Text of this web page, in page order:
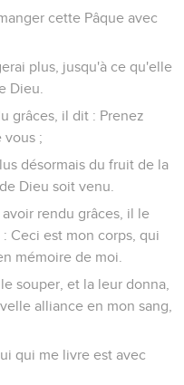
cette Pâque avec
plus, jusqu'à ce qu'elle
Dieu.
grâces, il dit : Prenez
vous ;
désormais du fruit de la
Dieu soit venu.
rendu grâces, il le
Ceci est mon corps, qui
mémoire de moi.
souper, et la leur donna,
alliance en mon sang,
qui me livre est avec